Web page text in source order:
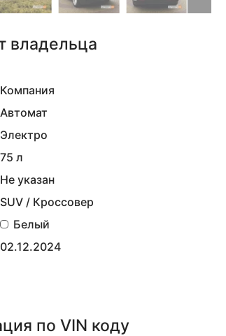
владельца
Компания
Автомат
Электро
75 л
Не указан
SUV / Кроссовер
Белый
02.12.2024
по VIN коду